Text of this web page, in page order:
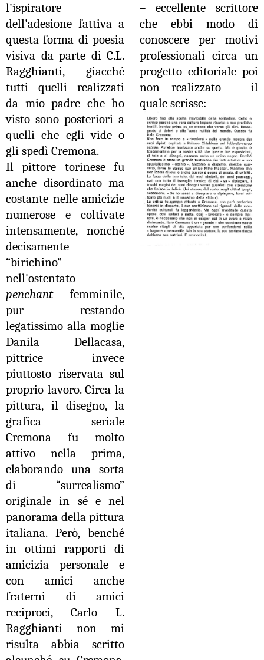
l'ispiratore
dell'adesione fattiva a
questa forma di poesia
visiva da parte di C.L.
Ragghianti, giacché
tutti quelli realizzati
da mio padre che ho
visto sono posteriori a
quelli che egli vide o
gli spedì Cremona.
Il pittore torinese fu
anche disordinato ma
costante nelle amicizie
numerose e coltivate
intensamente, nonché
decisamente
“birichino”
nell'ostentato
penchantfemminile,
pur restando
legatissimo alla moglie
Danila Dellacasa,
pittrice invece
piuttosto riservata sul
proprio lavoro. Circa la
pittura, il disegno, la
grafica seriale
Cremona fu molto
attivo nella prima,
elaborando una sorta
di “surrealismo”
originale in sé e nel
panorama della pittura
italiana. Però, benché
in ottimi rapporti di
amicizia personale e
con amici anche
fraterni di amici
reciproci, Carlo L.
Ragghianti non mi
risulta abbia scritto
– eccellente scrittore
che ebbi modo di
conoscere per motivi
professionali circa un
progetto editoriale poi
non realizzato – il
quale scrisse: